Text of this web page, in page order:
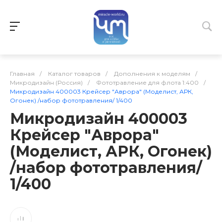
Главная / Каталог товаров / Дополнения к моделям
/
Микродизайн (Россия)
/ Фототравление для флота 1:400
/
Микродизайн 400003 Крейсер "Аврора" (Моделист, АРК,
Огонек) /набор фототравления/ 1/400
Микродизайн 400003
Крейсер "Аврора"
(Моделист, АРК, Огонек)
/набор фототравления/
1/400